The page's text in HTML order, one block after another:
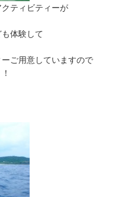
ティビティーが
体験して
ご用意していますので